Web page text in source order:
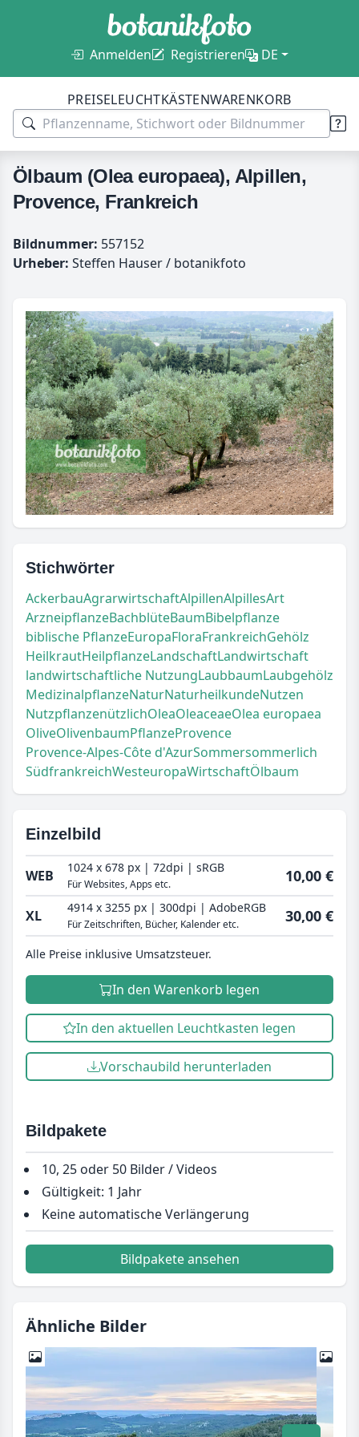
Anmelden Registrieren DE
PREISELEUCHTKÄSTENWARENKORB
Ölbaum (Olea europaea), Alpillen,
Provence, Frankreich
Bildnummer: 557152
Urheber: Steffen Hauser / botanikfoto
Stichwörter
AckerbauAgrarwirtschaftAlpillenAlpillesArt
ArzneipflanzeBachblüteBaumBibelpflanze
biblische PflanzeEuropaFloraFrankreichGehölz
HeilkrautHeilpflanzeLandschaftLandwirtschaft
landwirtschaftliche NutzungLaubbaumLaubgehölz
MedizinalpflanzeNaturNaturheilkundeNutzen
NutzpflanzenützlichOleaOleaceaeOlea europaea
OliveOlivenbaumPflanzeProvence
Provence-Alpes-Côte d'AzurSommersommerlich
SüdfrankreichWesteuropaWirtschaftÖlbaum
Einzelbild
WEB 1024 x 678 px | 72dpi | sRGB
Für Websites, Apps etc. 10,00 €
XL 4914 x 3255 px | 300dpi | AdobeRGB
Für Zeitschriften, Bücher, Kalender etc. 30,00 €
Alle Preise inklusive Umsatzsteuer.
In den Warenkorb legen
In den aktuellen Leuchtkasten legen
Vorschaubild herunterladen
Bildpakete
10, 25 oder 50 Bilder / Videos
Gültigkeit: 1 Jahr
Keine automatische Verlängerung
Bildpakete ansehen
Ähnliche Bilder